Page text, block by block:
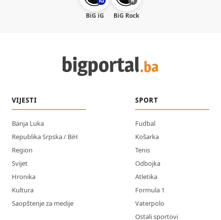
BiG iG BiG Rock
VIJESTI
Banja Luka
Republika Srpska / BiH
Region
Svijet
Hronika
Kultura
Saopštenje za medije
SPORT
Fudbal
Košarka
Tenis
Odbojka
Atletika
Formula 1
Vaterpolo
Ostali sportovi